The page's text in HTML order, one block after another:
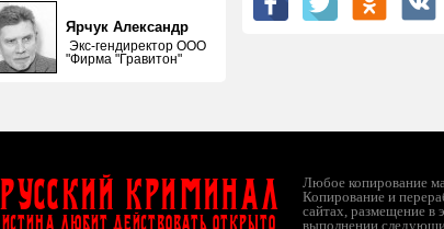
Ярчук Александр
Экс-гендиректор ООО
"Фирма "Гравитон"
Русский Криминал
ИСТИНА ЛЮБИТ ДЕЙСТВОВАТЬ ОТКРЫТО
Любое копирование
Копирование и
сайтах, размещение
выполнении